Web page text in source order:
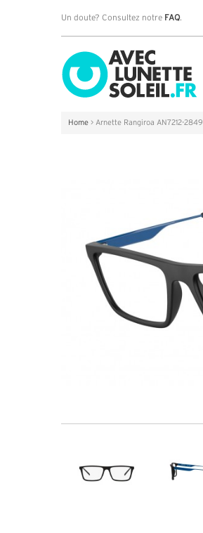
Un doute? Consultez notre FAQ.
Home > Arnette Rangiroa AN7212-2849